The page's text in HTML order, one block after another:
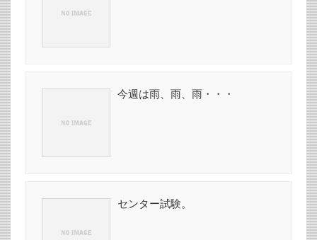
今週は雨、雨、雨・・・
センター試験。